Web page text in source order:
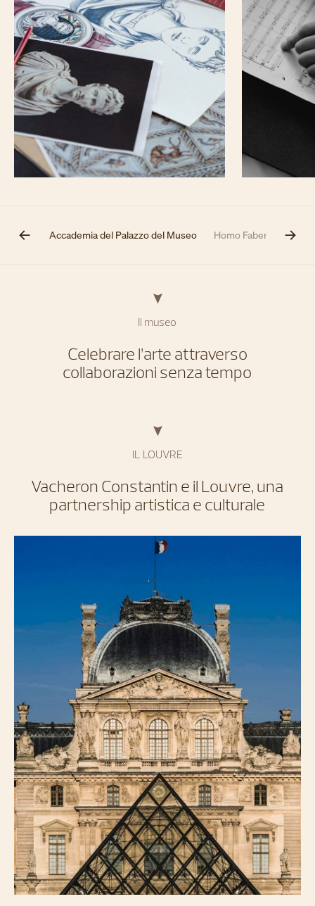
Il Met Accademia del Palazzo del Museo Homo Faber
Il museo
Celebrare l’arte attraverso
collaborazioni senza tempo
IL LOUVRE
Vacheron Constantin e il Louvre, una
partnership artistica e culturale